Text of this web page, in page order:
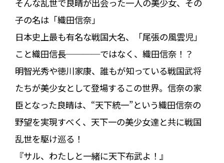
そんな乱世で良晴が出会った一人の美少女、その
子の名は「織田信奈」
日本史上最も有名な戦国大名、「尾張の風雲児」
こと織田信長────ではなく、織田信奈！？
明智光秀や徳川家康、誰もが知っている戦国武将
たちが美少女として登場するこの世界。信奈の家
臣となった良晴は、“天下統一”という織田信奈の
野望を実現すべく、天下一の美少女達と共に戦国
乱世を駆け巡る！
『サル、わたしと一緒に天下布武よ！』